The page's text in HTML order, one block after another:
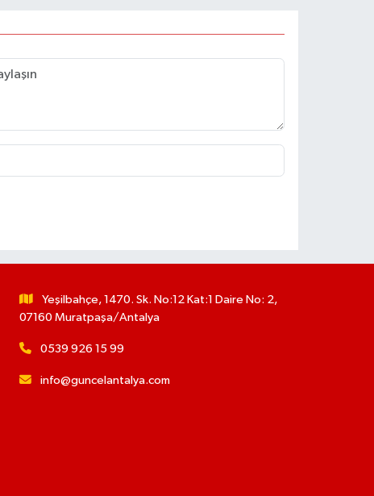
Yeşilbahçe, 1470. Sk. No:12 Kat:1 Daire No: 2,
07160 Muratpaşa/Antalya
0539 926 15 99
info@guncelantalya.com